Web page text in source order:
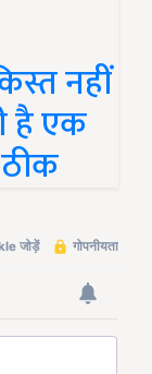
नहीं
है एक